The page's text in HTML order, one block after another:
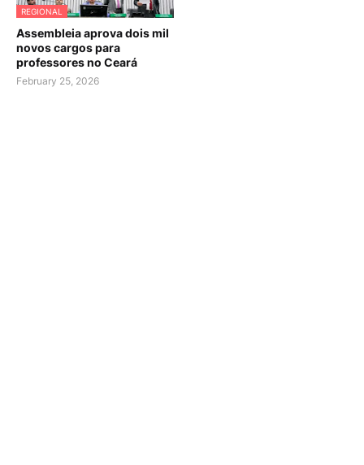
REGIONAL
Assembleia aprova dois mil
novos cargos para
professores no Ceará
February 25, 2026